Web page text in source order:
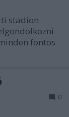
stadion
fontos
0